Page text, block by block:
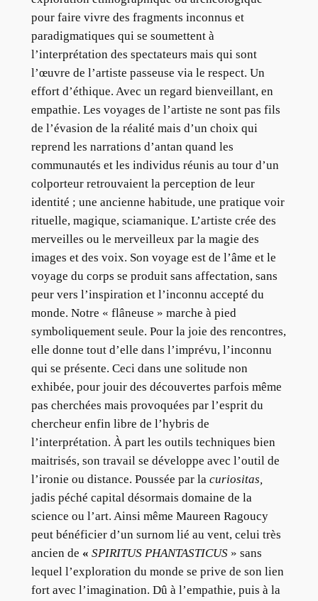
pour faire vivre des fragments inconnus et
paradigmatiques qui se soumettent à
l’interprétation des spectateurs mais qui sont
l’œuvre de l’artiste passeuse via le respect. Un
effort d’éthique. Avec un regard bienveillant, en
empathie. Les voyages de l’artiste ne sont pas fils
de l’évasion de la réalité mais d’un choix qui
reprend les narrations d’antan quand les
communautés et les individus réunis au tour d’un
colporteur retrouvaient la perception de leur
identité ; une ancienne habitude, une pratique voir
rituelle, magique, sciamanique. L’artiste crée des
merveilles ou le merveilleux par la magie des
images et des voix. Son voyage est de l’âme et le
voyage du corps se produit sans affectation, sans
peur vers l’inspiration et l’inconnu accepté du
monde. Notre « flâneuse » marche à pied
symboliquement seule. Pour la joie des rencontres,
elle donne tout d’elle dans l’imprévu, l’inconnu
qui se présente. Ceci dans une solitude non
exhibée, pour jouir des découvertes parfois même
pas cherchées mais provoquées par l’esprit du
chercheur enfin libre de l’hybris de
l’interprétation. À part les outils techniques bien
maitrisés, son travail se développe avec l’outil de
l’ironie ou distance. Poussée par la curiositas,
jadis péché capital désormais domaine de la
science ou l’art. Ainsi même Maureen Ragoucy
peut bénéficier d’un surnom lié au vent, celui très
ancien de « SPIRITUS PHANTASTICUS» sans
lequel l’exploration du monde se prive de son lien
fort avec l’imagination. Dû à l’empathie, puis à la